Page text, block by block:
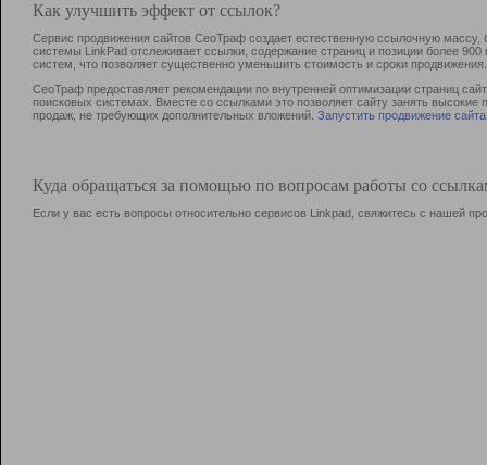
Как улучшить эффект от ссылок?
Сервис продвижения сайтов СеоТраф создает естественную ссылочную
системы LinkPad отслеживает ссылки, содержание страниц и позиции более
систем, что позволяет существенно уменьшить стоимость и сроки продвижения.
СеоТраф предоставляет рекомендации по внутренней оптимизации страниц
поисковых системах. Вместе со ссылками это позволяет сайту занять
продаж, не требующих дополнительных вложений. Запустить продвижение сайта
Куда обращаться за помощью по вопросам работы со
Если у вас есть вопросы относительно сервисов Linkpad, свяжитесь с нашей